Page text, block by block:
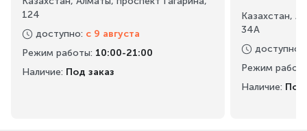
124
доступно: с 9 августа
Режим работы: 10:00-21:00
Наличие: Под заказ
Казахстан,
34А
доступно
Режим
Наличие: Под